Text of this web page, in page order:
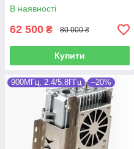
В наявності
62 500 ₴ 80 000 ₴
Купити
900МГц, 2.4/5.8ГГц –20%